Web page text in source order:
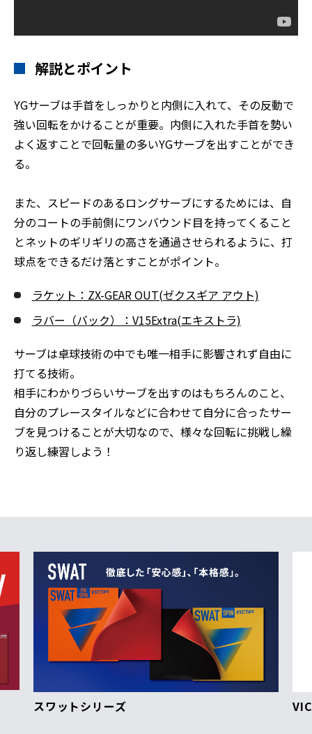
解説とポイント
YGサーブは手首をしっかりと内側に入れて、その反動で
強い回転をかけることが重要。内側に入れた手首を勢い
よく返すことで回転量の多いYGサーブを出すことができ
る。
また、スピードのあるロングサーブにするためには、自
分のコートの手前側にワンバウンド目を持ってくること
とネットのギリギリの高さを通過させられるように、打
球点をできるだけ落とすことがポイント。
ラケット：ZX-GEAR OUT(ゼクスギア アウト)
ラバー（バック）：V15Extra(エキストラ)
サーブは卓球技術の中でも唯一相手に影響されず自由に
打てる技術。
相手にわかりづらいサーブを出すのはもちろんのこと、
自分のプレースタイルなどに合わせて自分に合ったサー
ブを見つけることが大切なので、様々な回転に挑戦し繰
り返し練習しよう！
スワットシリーズ